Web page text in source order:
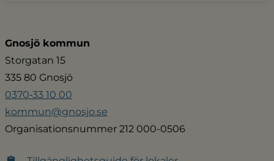
Gnosjö kommun
Storgatan 15
335 80 Gnosjö
0370‑33 10 00
kommun@gnosjo.se
Organisationsnummer 212 000-0506